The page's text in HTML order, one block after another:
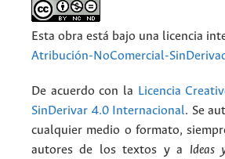
Esta obra está bajo una licencia
Atribución-NoComercial-
De acuerdo con la Licencia
SinDerivar 4.0 Internacional. Se
cualquier medio o formato,
autores de los textos y a Ideas